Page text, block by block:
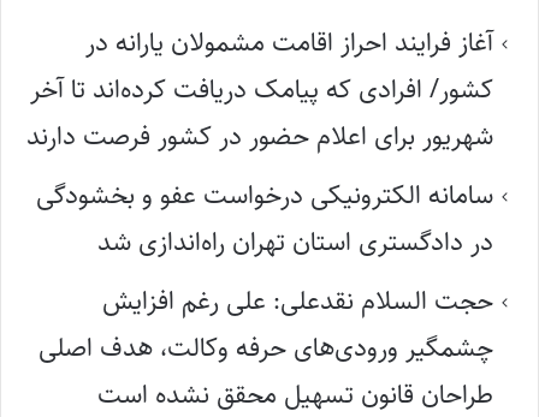
آغاز فرایند احراز اقامت مشمولان یارانه در
کشور/ افرادی که پیامک دریافت کرده‌اند تا آخر
شهریور برای اعلام حضور در کشور فرصت دارند
سامانه الکترونیکی درخواست عفو و بخشودگی
در دادگستری استان تهران راه‌اندازی شد
حجت السلام نقدعلی: علی رغم افزایش
چشمگیر ورودی‌های حرفه وکالت، هدف اصلی
طراحان قانون تسهیل محقق نشده است